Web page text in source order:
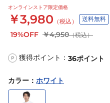
オンラインストア限定価格
￥3,980 （税込） 送料無料
19%OFF ￥4,950（税込）
P 獲得ポイント： 36ポイント
カラー ： ホワイト